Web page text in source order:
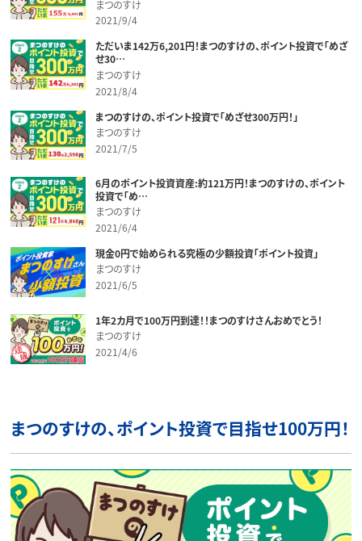
まつのすけ
2021/9/4
ただいま142万6,201円！まつのすけの、ポイント投資で「めざ
せ30…
まつのすけ
2021/8/4
まつのすけの、ポイント投資で「めざせ300万円！」
まつのすけ
2021/7/5
6月のポイント投資資産:約121万円！まつのすけの、ポイント
投資で「め…
まつのすけ
2021/6/4
現金0円で始められる究極の少額投資「ポイント投資」
まつのすけ
2021/6/5
1年2カ月で100万円到達！！まつのすけさんおめでとう！
まつのすけ
2021/4/6
まつのすけの、ポイント投資で目指せ100万円！